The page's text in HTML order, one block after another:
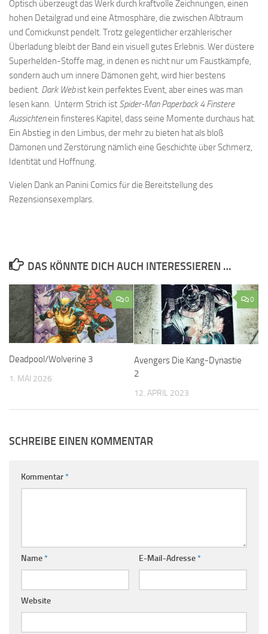
Optisch überzeugt das Werk durch kraftvolle Zeichnungen, einen
hohen Detailgrad und eine Atmosphäre, die zwischen Albtraum
und Comickunst pendelt. Trotz gelegentlicher erzählerischer
Überladung bleibt der Band ein visuell gutes Erlebnis. Wer düstere
Superhelden-Stoffe mag, in denen es nicht nur um Faustkämpfe,
sondern auch um innere Dämonen geht, wird hier bestens
bedient. Dark Webist kein perfektes Event, aber eines was man
lesen kann. Unterm Strich ist Spider-Man Paperback 4 Finstere
Aussichtenein finsteres Kapitel, dass seine Momente durchaus hat.
Ein Abstieg in den Limbus, der mehr zu bieten hat als bloß
Dämonen und Zerstörung nämlich eine Geschichte über Schmerz,
Identität und Hoffnung.
Vielen Dank an Panini Comics für die Bereitstellung des
Rezensionsexemplars.
DAS KÖNNTE DICH AUCH INTERESSIEREN …
0
Deadpool/Wolverine 3
1. MAI 2026
0
Avengers Die Kang-Dynastie
2
12. APRIL 2023
SCHREIBE EINEN KOMMENTAR
Kommentar*
Name* E-Mail-Adresse*
Website